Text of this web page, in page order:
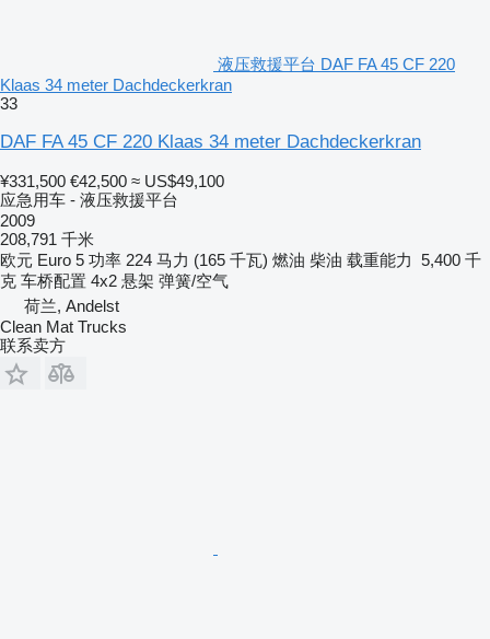
液压救援平台 DAF FA 45 CF 220
Klaas 34 meter Dachdeckerkran
33
DAF FA 45 CF 220 Klaas 34 meter Dachdeckerkran
¥331,500 €42,500 ≈ US$49,100
应急用车 - 液压救援平台
2009
208,791 千米
欧元 Euro 5 功率 224 马力 (165 千瓦) 燃油 柴油 载重能力 5,400 千
克 车桥配置 4x2 悬架 弹簧/空气
荷兰, Andelst
Clean Mat Trucks
联系卖方